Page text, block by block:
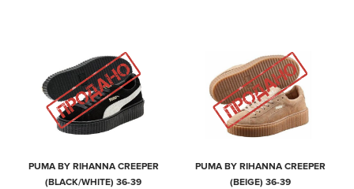
PUMA BY RIHANNA CREEPER
(BLACK/WHITE) 36-39
PUMA BY RIHANNA CREEPER
(BEIGE) 36-39